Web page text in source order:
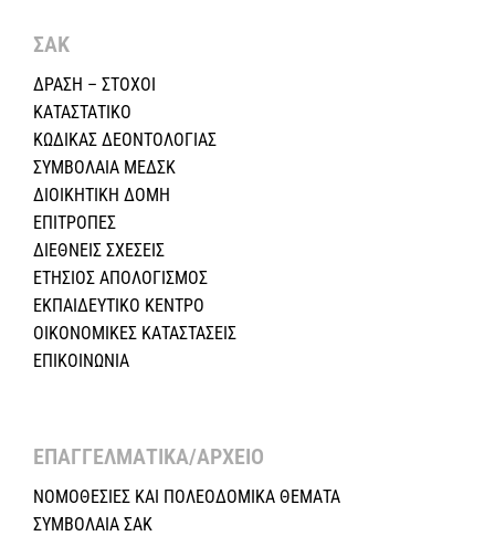
ΣΑΚ
ΔΡΑΣΗ – ΣΤΟΧΟΙ
ΚΑΤΑΣΤΑΤΙΚΟ
ΚΩΔΙΚΑΣ ΔΕΟΝΤΟΛΟΓΙΑΣ
ΣΥΜΒΟΛΑΙΑ ΜΕΔΣΚ
ΔΙΟΙΚΗΤΙΚΗ ΔΟΜΗ
ΕΠΙΤΡΟΠΕΣ
ΔΙΕΘΝΕΙΣ ΣΧΕΣEIΣ
ΕΤΗΣΙΟΣ ΑΠΟΛΟΓΙΣΜΟΣ
ΕΚΠΑΙΔΕΥΤΙΚΟ ΚΕΝΤΡΟ
ΟΙΚΟΝΟΜΙΚΕΣ ΚΑΤΑΣΤΑΣΕΙΣ
ΕΠΙΚΟΙΝΩΝΙΑ
ΕΠΑΓΓΕΛΜΑΤΙΚΑ/ΑΡΧΕΙΟ ​
ΝΟΜΟΘΕΣΙΕΣ KAI ΠΟΛΕΟΔΟΜΙΚΑ ΘΕΜΑΤΑ
ΣΥΜΒΟΛΑΙΑ ΣΑΚ